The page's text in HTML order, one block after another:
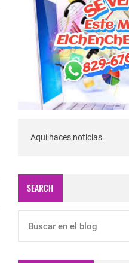
Aquí haces noticias.
SEARCH